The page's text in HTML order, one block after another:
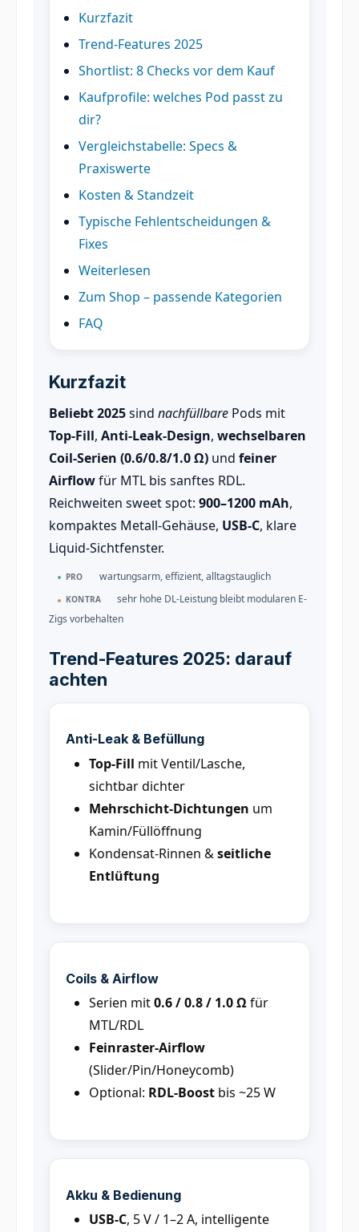
Kurzfazit
Trend-Features 2025
Shortlist: 8 Checks vor dem Kauf
Kaufprofile: welches Pod passt zu
dir?
Vergleichstabelle: Specs &
Praxiswerte
Kosten & Standzeit
Typische Fehlentscheidungen &
Fixes
Weiterlesen
Zum Shop – passende Kategorien
FAQ
Kurzfazit
Beliebt 2025sind nachfüllbare Pods mit
Top-Fill, Anti-Leak-Design, wechselbaren
Coil-Serien (0.6/0.8/1.0 Ω) und feiner
Airflowfür MTL bis sanftes RDL.
Reichweiten sweet spot: 900–1200 mAh,
kompaktes Metall-Gehäuse, USB-C, klare
Liquid-Sichtfenster.
PRO wartungsarm, effizient, alltagstauglich
KONTRA
sehr hohe DL-Leistung bleibt modularen E-
Zigs vorbehalten
Trend-Features 2025: darauf
achten
Anti-Leak & Befüllung
Top-Fill mit Ventil/Lasche,
sichtbar dichter
Mehrschicht-Dichtungen um
Kamin/Füllöffnung
Kondensat-Rinnen &seitliche
Entlüftung
Coils & Airflow
Serien mit0.6 / 0.8 / 1.0 Ωfür
MTL/RDL
Feinraster-Airflow
(Slider/Pin/Honeycomb)
Optional: RDL-Boostbis ~25 W
Akku & Bedienung
USB-C, 5 V / 1–2 A, intelligente